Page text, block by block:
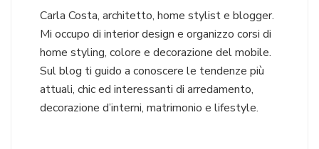
Carla Costa, architetto, home stylist e blogger.
Mi occupo di interior design e organizzo corsi di
home styling, colore e decorazione del mobile.
Sul blog ti guido a conoscere le tendenze più
attuali, chic ed interessanti di arredamento,
decorazione d’interni, matrimonio e lifestyle.